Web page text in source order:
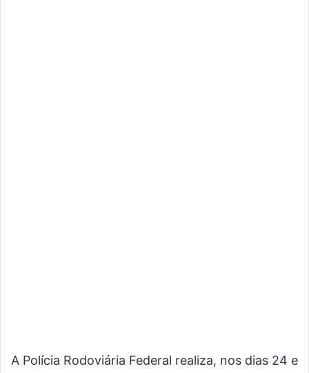
A Polícia Rodoviária Federal realiza, nos dias 24 e